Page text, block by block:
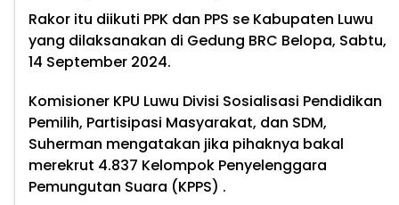
Rakor itu diikuti PPK dan PPS se Kabupaten Luwu
yang dilaksanakan di Gedung BRC Belopa, Sabtu,
14 September 2024.
Komisioner KPU Luwu Divisi Sosialisasi Pendidikan
Pemilih, Partisipasi Masyarakat, dan SDM,
Suherman mengatakan jika pihaknya bakal
merekrut 4.837 Kelompok Penyelenggara
Pemungutan Suara (KPPS) .